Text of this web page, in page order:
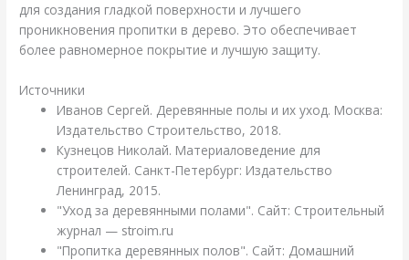
для создания гладкой поверхности и лучшего
проникновения пропитки в дерево. Это обеспечивает
более равномерное покрытие и лучшую защиту.
Источники
Иванов Сергей. Деревянные полы и их уход. Москва:
Издательство Строительство, 2018.
Кузнецов Николай. Материаловедение для
строителей. Санкт-Петербург: Издательство
Ленинград, 2015.
"Уход за деревянными полами". Сайт: Строительный
журнал — stroim.ru
"Пропитка деревянных полов". Сайт: Домашний